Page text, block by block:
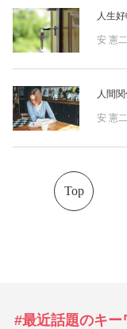
人生
安 憲
人間
安 憲
Top
#最近話題のキー